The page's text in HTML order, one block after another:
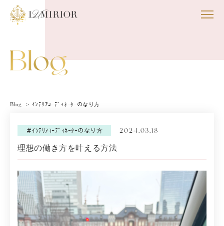
Blog ｲﾝﾃﾘｱｺｰﾃﾞｨﾈｰﾀｰのなり方
＃ｲﾝﾃﾘｱｺｰﾃﾞｨﾈｰﾀｰのなり方 2024.03.18
理想の働き方を叶える方法